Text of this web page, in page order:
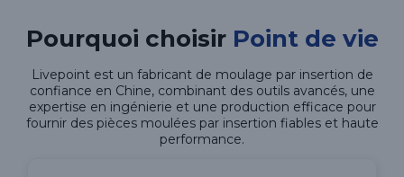
Pourquoi choisir Point de vie
Livepoint est un fabricant de moulage par insertion de
confiance en Chine, combinant des outils avancés, une
expertise en ingénierie et une production efficace pour
fournir des pièces moulées par insertion fiables et haute
performance.